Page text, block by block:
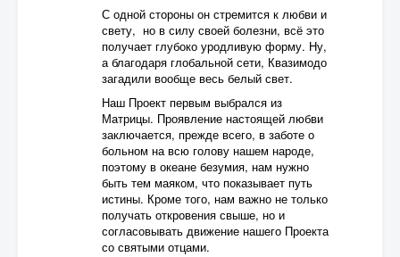
С одной стороны он стремится к любви и
свету, но в силу своей болезни, всё это
получает глубоко уродливую форму. Ну,
а благодаря глобальной сети, Квазимодо
загадили вообще весь белый свет.
Наш Проект первым выбрался из
Матрицы. Проявление настоящей любви
заключается, прежде всего, в заботе о
больном на всю голову нашем народе,
поэтому в океане безумия, нам нужно
быть тем маяком, что показывает путь
истины. Кроме того, нам важно не только
получать откровения свыше, но и
согласовывать движение нашего Проекта
со святыми отцами.